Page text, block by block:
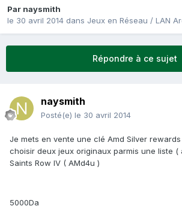
Par naysmith
le 30 avril 2014 dans Jeux en Réseau / LAN
Répondre à ce sujet
naysmith
Posté(e) le 30 avril 2014
Je mets en vente une clé Amd Silver
choisir deux jeux originaux parmis une liste (
Saints Row IV ( AMd4u )
5000Da